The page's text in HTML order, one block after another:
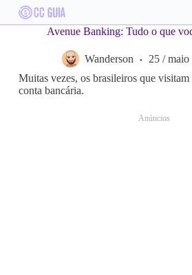
S
k
o
Avenue Banking: Tudo o que
Wanderson 25 / maio
Muitas vezes, os brasileiros que
conta bancária.
Anúncios